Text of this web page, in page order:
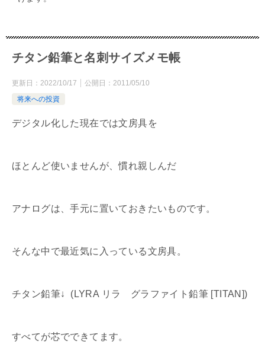
チタン鉛筆と名刺サイズメモ帳
更新日： 2022/10/17 公開日： 2011/05/10
将来への投資
デジタル化した現在では文房具を
ほとんど使いませんが、慣れ親しんだ
アナログは、手元に置いておきたいものです。
そんな中で最近気に入っている文房具。
チタン鉛筆↓ (LYRA リラ グラファイト鉛筆 [TITAN])
すべてが芯でできてます。